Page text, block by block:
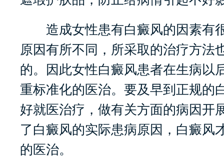
造成女性患有白癜风的因素有
原因有所不同，所采取的治疗方法
的。因此女性白癜风患者在生病以
重标准化的医治。要及早到正规的
好就医治疗，做有关方面的病因开
了白癜风的实际患病原因，白癜风
的医治。